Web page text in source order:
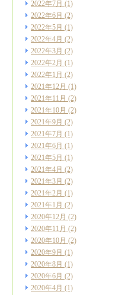
2022年7月 (1)
2022年6月 (2)
2022年5月 (1)
2022年4月 (2)
2022年3月 (2)
2022年2月 (1)
2022年1月 (2)
2021年12月 (1)
2021年11月 (2)
2021年10月 (2)
2021年9月 (2)
2021年7月 (1)
2021年6月 (1)
2021年5月 (1)
2021年4月 (2)
2021年3月 (2)
2021年2月 (1)
2021年1月 (2)
2020年12月 (2)
2020年11月 (2)
2020年10月 (2)
2020年9月 (1)
2020年8月 (1)
2020年6月 (2)
2020年4月 (1)